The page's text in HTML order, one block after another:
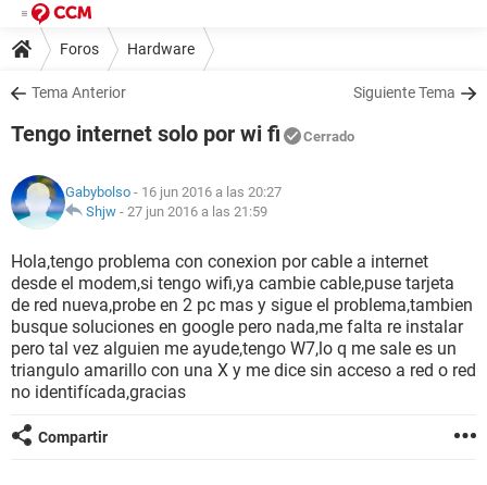
Foros Hardware
Tema Anterior Siguiente Tema
Tengo internet solo por wi fi Cerrado
Gabybolso - 16 jun 2016 a las 20:27
Shjw - 27 jun 2016 a las 21:59
Hola,tengo problema con conexion por cable a internet
desde el modem,si tengo wifi,ya cambie cable,puse tarjeta
de red nueva,probe en 2 pc mas y sigue el problema,tambien
busque soluciones en google pero nada,me falta re instalar
pero tal vez alguien me ayude,tengo W7,lo q me sale es un
triangulo amarillo con una X y me dice sin acceso a red o red
no identifícada,gracias
Compartir